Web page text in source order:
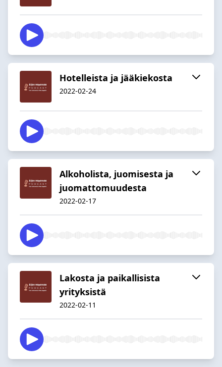
Hotelleista ja jääkiekosta
2022-02-24
Alkoholista, juomisesta ja
juomattomuudesta
2022-02-17
Lakosta ja paikallisista
yrityksistä
2022-02-11